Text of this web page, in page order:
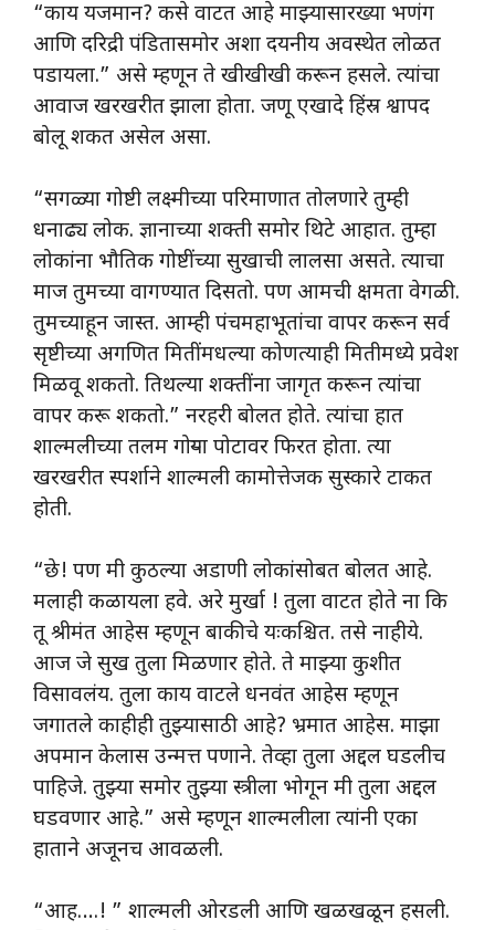
“काय यजमान? कसे वाटत आहे माझ्यासारख्या भणंग
आणि दरिद्री पंडितासमोर अशा दयनीय अवस्थेत लोळत
पडायला.” असे म्हणून ते खीखीखी करून हसले. त्यांचा
आवाज खरखरीत झाला होता. जणू एखादे हिंस्र श्वापद
बोलू शकत असेल असा.
“सगळ्या गोष्टी लक्ष्मीच्या परिमाणात तोलणारे तुम्ही
धनाढ्य लोक. ज्ञानाच्या शक्ती समोर थिटे आहात. तुम्हा
लोकांना भौतिक गोष्टींच्या सुखाची लालसा असते. त्याचा
माज तुमच्या वागण्यात दिसतो. पण आमची क्षमता वेगळी.
तुमच्याहून जास्त. आम्ही पंचमहाभूतांचा वापर करून सर्व
सृष्टीच्या अगणित मितींमधल्या कोणत्याही मितीमध्ये प्रवेश
मिळवू शकतो. तिथल्या शक्तींना जागृत करून त्यांचा
वापर करू शकतो.” नरहरी बोलत होते. त्यांचा हात
शाल्मलीच्या तलम गोऱ्या पोटावर फिरत होता. त्या
खरखरीत स्पर्शाने शाल्मली कामोत्तेजक सुस्कारे टाकत
होती.
“छे! पण मी कुठल्या अडाणी लोकांसोबत बोलत आहे.
मलाही कळायला हवे. अरे मुर्खा ! तुला वाटत होते ना कि
तू श्रीमंत आहेस म्हणून बाकीचे यःकश्चित. तसे नाहीये.
आज जे सुख तुला मिळणार होते. ते माझ्या कुशीत
विसावलंय. तुला काय वाटले धनवंत आहेस म्हणून
जगातले काहीही तुझ्यासाठी आहे? भ्रमात आहेस. माझा
अपमान केलास उन्मत्त पणाने. तेव्हा तुला अद्दल घडलीच
पाहिजे. तुझ्या समोर तुझ्या स्त्रीला भोगून मी तुला अद्दल
घडवणार आहे.” असे म्हणून शाल्मलीला त्यांनी एका
हाताने अजूनच आवळली.
“आह….! ” शाल्मली ओरडली आणि खळखळून हसली.